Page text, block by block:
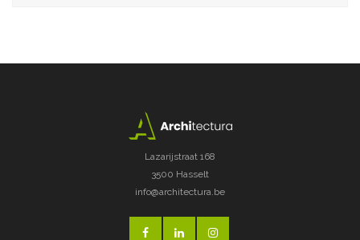
Lazarijstraat 168
3500 Hasselt
info@architectura.be